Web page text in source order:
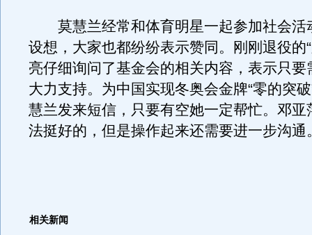
莫慧兰经常和体育明星一起参加社会活
设想，大家也都纷纷表示赞同。刚刚退役的
亮仔细询问了基金会的相关内容，表示只要
大力支持。为中国实现冬奥会金牌“零的突
慧兰发来短信，只要有空她一定帮忙。邓亚
法挺好的，但是操作起来还需要进一步沟通
相关新闻